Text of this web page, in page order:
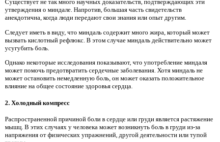
Существует не так много научных доказательств, подтверждающих эти
утверждения о миндале. Напротив, большая часть свидетельств
анекдотична, когда люди передают свои знания или опыт другим.
Следует иметь в виду, что миндаль содержит много жира, который может
вызвать кислотный рефлюкс. В этом случае миндаль действительно может
усугубить боль.
Однако некоторые исследования показывают, что употребление миндаля
может помочь предотвратить сердечные заболевания. Хотя миндаль не
может остановить немедленную боль, он может оказать положительное
влияние на общее состояние здоровья сердца.
2. Холодный компресс
Распространенной причиной боли в сердце или груди является растяжение
мышц. В этих случаях у человека может возникнуть боль в груди из-за
напряжения от физических упражнений, другой деятельности или тупой